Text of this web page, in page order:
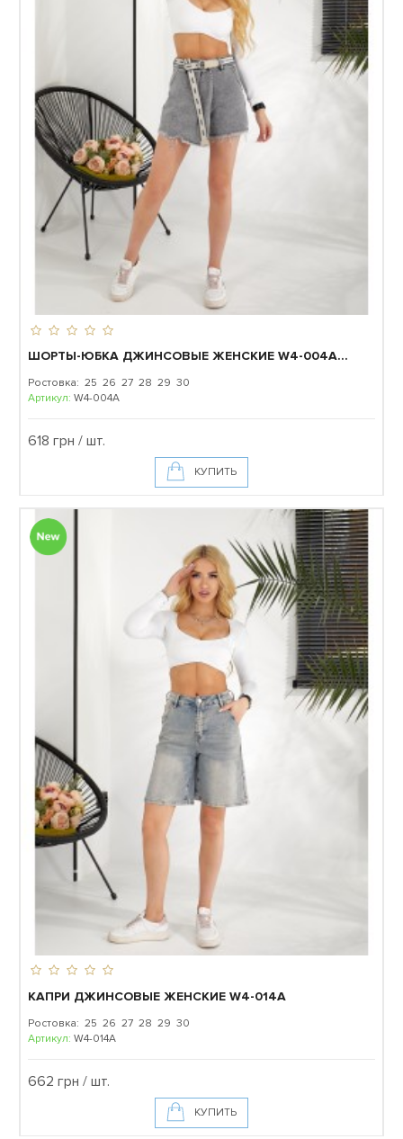
ШОРТЫ-ЮБКА ДЖИНСОВЫЕ ЖЕНСКИЕ W4-004A...
Ростовка: 25 26 27 28 29 30
Артикул: W4-004A
618 грн / шт.
КУПИТЬ
КАПРИ ДЖИНСОВЫЕ ЖЕНСКИЕ W4-014A
Ростовка: 25 26 27 28 29 30
Артикул: W4-014A
662 грн / шт.
КУПИТЬ